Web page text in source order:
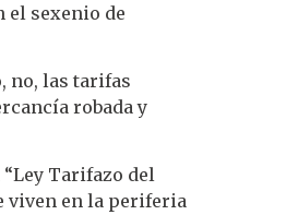
el sexenio de
no, las tarifas
robada y
Tarifazo del
viven en la periferia